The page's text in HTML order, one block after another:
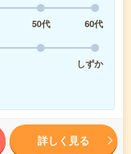
50代
60代
しずか
詳しく見る